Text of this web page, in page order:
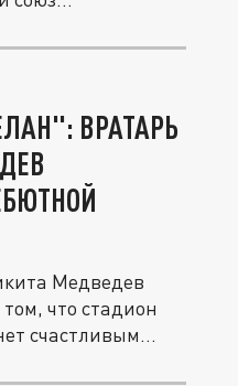
ВРАТАРЬ
Медведев
что стадион
счастливым...